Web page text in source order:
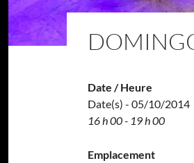
Date / Heure
Date(s) - 05/10/2014
16 h 00 - 19 h 00
Emplacement